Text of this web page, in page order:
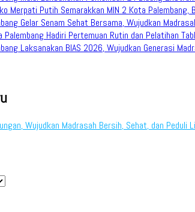
Merpati Putih Semarakkan MIN 2 Kota
Gelar Senam Sehat Bersama, Wujudkan
Palembang Hadiri Pertemuan Rutin dan Pelatihan
Laksanakan BIAS 2026, Wujudkan Generasi
Wujudkan Madrasah Bersih, Sehat, dan Peduli